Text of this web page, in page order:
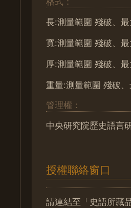
長:測量範圍 殘破、
寬:測量範圍 殘破、
厚:測量範圍 殘破、
重量:測量範圍 殘破
管理權：
中央研究院歷史語言
授權聯絡窗口
請連結至「史語所藏